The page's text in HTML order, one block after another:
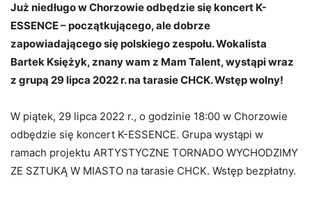
Już niedługo w Chorzowie odbędzie się koncert K-
ESSENCE – początkującego, ale dobrze
zapowiadającego się polskiego zespołu. Wokalista
Bartek Księżyk, znany wam z Mam Talent, wystąpi wraz
z grupą 29 lipca 2022 r. na tarasie CHCK. Wstęp wolny!
W piątek, 29 lipca 2022 r., o godzinie 18:00 w Chorzowie
odbędzie się koncert K-ESSENCE. Grupa wystąpi w
ramach projektu ARTYSTYCZNE TORNADO WYCHODZIMY
ZE SZTUKĄ W MIASTO na tarasie CHCK. Wstęp bezpłatny.